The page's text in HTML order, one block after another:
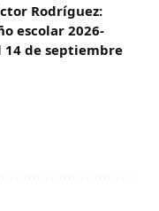
Rodríguez:
escolar 2026-
14 de septiembre